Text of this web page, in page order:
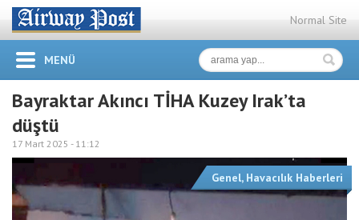
Normal Site
MENÜ
Bayraktar Akıncı TİHA Kuzey Irak’ta
düştü
17 Mart 2025 - 11:12
Genel, Havacılık Haberleri